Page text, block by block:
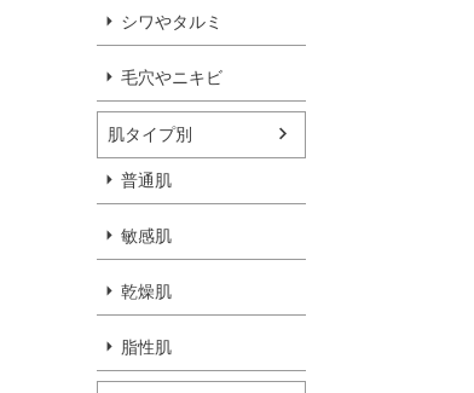
シワやタルミ
毛穴やニキビ
肌タイプ別
普通肌
敏感肌
乾燥肌
脂性肌